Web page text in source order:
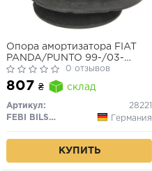
Опора амортизатора FIAT
PANDA/PUNTO 99-/03-
передн.с подш.0 отзывов
807 ₴ склад
Артикул:
28221
FEBI BILSTEIN
Германия
КУПИТЬ